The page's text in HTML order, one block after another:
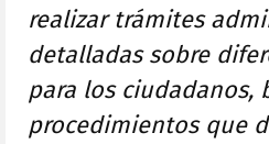
realizar trámites
detalladas sobre
para los ciudadanos,
procedimientos que